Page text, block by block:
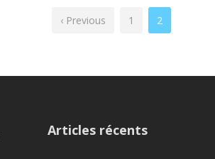
‹ Previous 1 2
Articles récents